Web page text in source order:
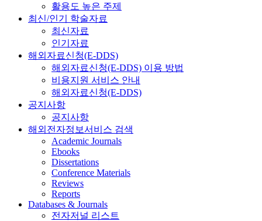
활용도 높은 주제
최신/인기 학술자료
최신자료
인기자료
해외자료신청(E-DDS)
해외자료신청(E-DDS) 이용 방법
비용지원 서비스 안내
해외자료신청(E-DDS)
공지사항
공지사항
해외전자정보서비스 검색
Academic Journals
Ebooks
Dissertations
Conference Materials
Reviews
Reports
Databases & Journals
전자저널 리스트